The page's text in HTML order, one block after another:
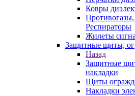
Ковры
Респираторы
Жилеты
Защитные щиты,
Назад
Защитные
накладки
Щиты
Накладки